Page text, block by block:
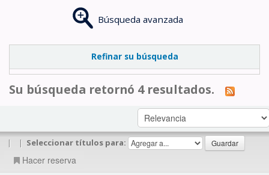
Búsqueda avanzada
Refinar su búsqueda
Su búsqueda retornó 4 resultados.
| | Seleccionar títulos para:
Hacer reserva